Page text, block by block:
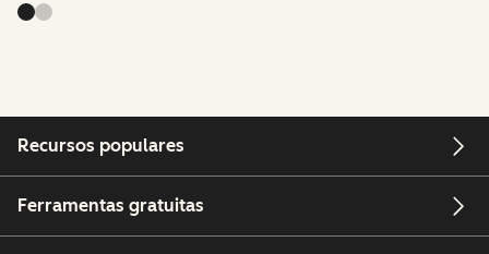
Recursos populares
Ferramentas gratuitas